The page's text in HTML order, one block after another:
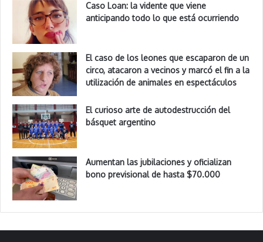
Caso Loan: la vidente que viene
anticipando todo lo que está ocurriendo
El caso de los leones que escaparon de un
circo, atacaron a vecinos y marcó el fin a la
utilización de animales en espectáculos
El curioso arte de autodestrucción del
básquet argentino
Aumentan las jubilaciones y oficializan
bono previsional de hasta $70.000